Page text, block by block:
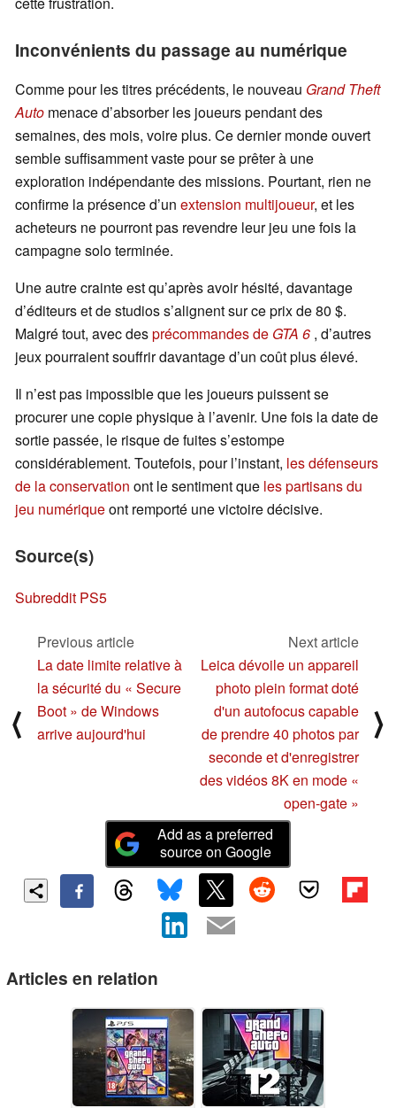
Inconvénients du passage au numérique
Comme pour les titres précédents, le nouveau Grand Theft
Auto menace d’absorber les joueurs pendant des
semaines, des mois, voire plus. Ce dernier monde ouvert
semble suffisamment vaste pour se prêter à une
exploration indépendante des missions. Pourtant, rien ne
confirme la présence d’un extension multijoueur, et les
acheteurs ne pourront pas revendre leur jeu une fois la
campagne solo terminée.
Une autre crainte est qu’après avoir hésité, davantage
d’éditeurs et de studios s’alignent sur ce prix de 80 $.
Malgré tout, avec desprécommandes de GTA 6 , d’autres
jeux pourraient souffrir davantage d’un coût plus élevé.
Il n’est pas impossible que les joueurs puissent se
procurer une copie physique à l’avenir. Une fois la date de
sortie passée, le risque de fuites s’estompe
considérablement. Toutefois, pour l’instant, les défenseurs
de la conservation ont le sentiment que les partisans du
jeu numériqueont remporté une victoire décisive.
Source(s)
Subreddit PS5
⟨
Previous article
La date limite relative à
la sécurité du « Secure
Boot » de Windows
arrive aujourd'hui
Next article
Leica dévoile un appareil
photo plein format doté
d'un autofocus capable
de prendre 40 photos par
seconde et d'enregistrer
des vidéos 8K en mode «
open-gate »
⟩
Add as a preferred
source on Google
Articles en relation